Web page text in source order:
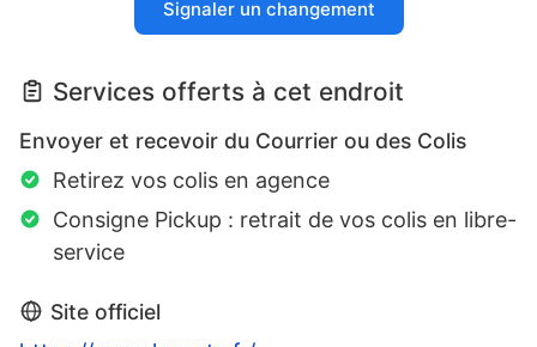
Signaler un changement
Services offerts à cet endroit
Envoyer et recevoir du Courrier ou des Colis
Retirez vos colis en agence
Consigne Pickup : retrait de vos colis en libre-
service
Site officiel